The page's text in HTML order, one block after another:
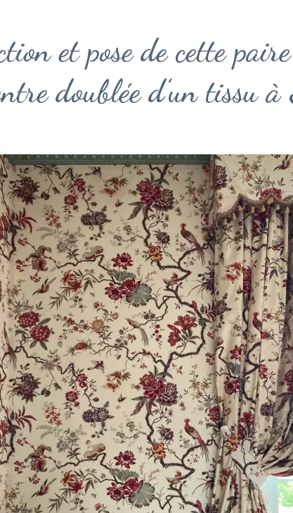
et pose de cette
doublée d’un tissu